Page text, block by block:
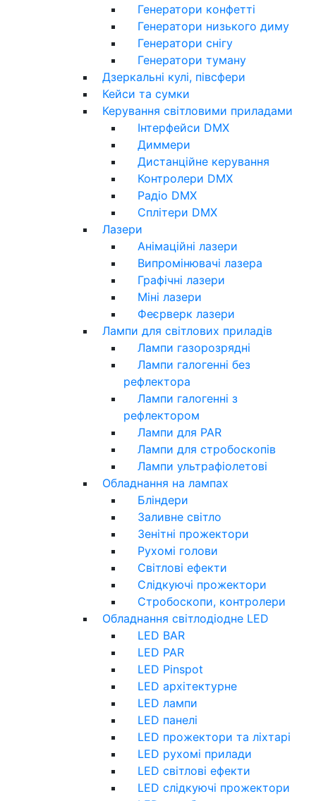
Генератори конфетті
Генератори низького диму
Генератори снігу
Генератори туману
Дзеркальні кулі, півсфери
Кейси та сумки
Керування світловими приладами
Інтерфейси DMX
Диммери
Дистанційне керування
Контролери DMX
Радіо DMX
Сплітери DMX
Лазери
Анімаційні лазери
Випромінювачі лазера
Графічні лазери
Міні лазери
Феєрверк лазери
Лампи для світлових приладів
Лампи газорозрядні
Лампи галогенні без
рефлектора
Лампи галогенні з
рефлектором
Лампи для PAR
Лампи для стробоскопів
Лампи ультрафіолетові
Обладнання на лампах
Бліндери
Заливне світло
Зенітні прожектори
Рухомі голови
Світлові ефекти
Слідкуючі прожектори
Стробоскопи, контролери
Обладнання світлодіодне LED
LED BAR
LED PAR
LED Pinspot
LED архітектурне
LED лампи
LED панелі
LED прожектори та ліхтарі
LED рухомі прилади
LED світлові ефекти
LED слідкуючі прожектори